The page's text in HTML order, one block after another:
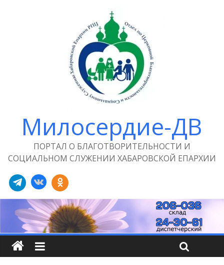
Милосердие-ДВ
ПОРТАЛ О БЛАГОТВОРИТЕЛЬНОСТИ И
СОЦИАЛЬНОМ СЛУЖЕНИИ ХАБАРОВСКОЙ ЕПАРХИИ